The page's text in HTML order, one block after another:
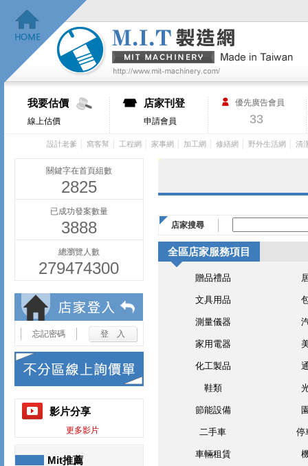
我要估價
線上估價
店家刊登
申請會員
優先廣告會員
33
設計老爹 窩客幫 工程網 家事網 加工網 修繕網 野外生活網 清
關鍵字在首頁組數
2825
已成功發案數量
3888
總瀏覽人數
279474300
忘記密碼
影片分享
更多影片
Mit推薦
店家搜尋
全區店家服務項目
贈品禮品
文具用品
測量儀器
家用電器
化工製品
鞋類
節能設備
二手車 停
車輛租賃